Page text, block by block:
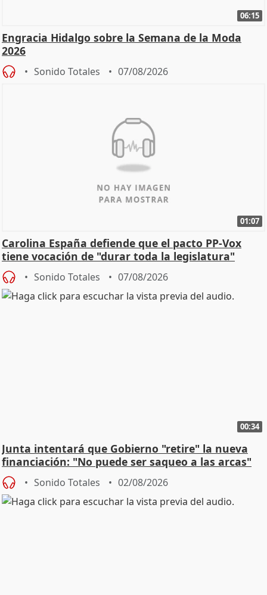
06:15
Engracia Hidalgo sobre la Semana de la Moda
2026
Sonido Totales 07/08/2026
01:07
Carolina España defiende que el pacto PP-Vox
tiene vocación de "durar toda la legislatura"
Sonido Totales 07/08/2026
00:34
Junta intentará que Gobierno "retire" la nueva
financiación: "No puede ser saqueo a las arcas"
Sonido Totales 02/08/2026